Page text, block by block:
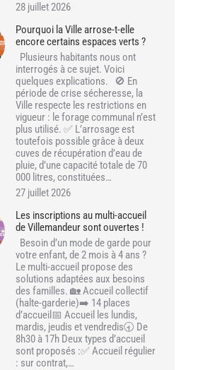
28 juillet 2026
Pourquoi la Ville arrose-t-elle
encore certains espaces verts ?
Plusieurs habitants nous ont
interrogés à ce sujet. Voici
quelques explications. 🚫 En
période de crise sécheresse, la
Ville respecte les restrictions en
vigueur : le forage communal n’est
plus utilisé. ✅ L’arrosage est
toutefois possible grâce à deux
cuves de récupération d’eau de
pluie, d’une capacité totale de 70
000 litres, constituées…
27 juillet 2026
Les inscriptions au multi-accueil
de Villemandeur sont ouvertes !
Besoin d’un mode de garde pour
votre enfant, de 2 mois à 4 ans ?
Le multi-accueil propose des
solutions adaptées aux besoins
des familles. 🏡 Accueil collectif
(halte-garderie)➡️ 14 places
d’accueil📅 Accueil les lundis,
mardis, jeudis et vendredis🕣 De
8h30 à 17h Deux types d’accueil
sont proposés :✅ Accueil régulier
: sur contrat,…